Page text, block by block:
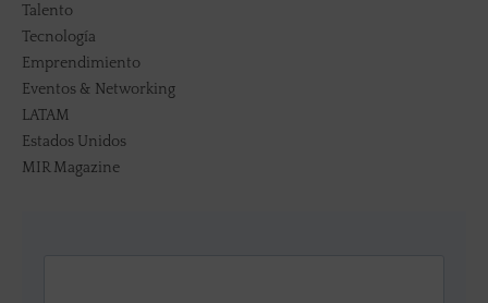
Talento
Tecnología
Emprendimiento
Eventos & Networking
LATAM
Estados Unidos
MIR Magazine